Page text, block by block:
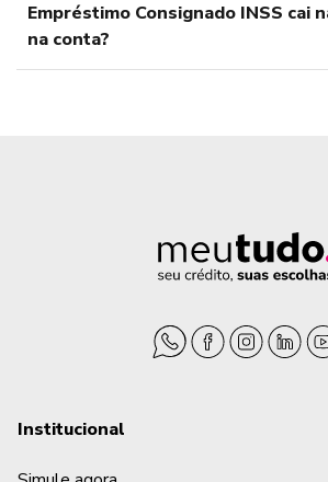
Empréstimo Consignado INSS cai
na conta?
Institucional